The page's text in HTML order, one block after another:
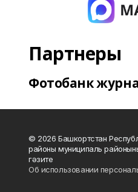
Партнеры
Фотобанк
© 2026 Башкортстан
районы муниципаль
гәзите
Об использовании